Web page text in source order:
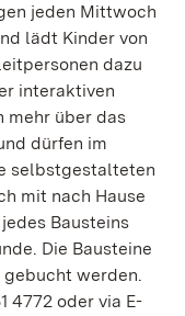
jeden Mittwoch
lädt Kinder von
dazu
interaktiven
mehr über das
dürfen im
selbstgestalteten
mit nach Hause
Bausteins
Die Bausteine
gebucht werden.
4772 oder via E-